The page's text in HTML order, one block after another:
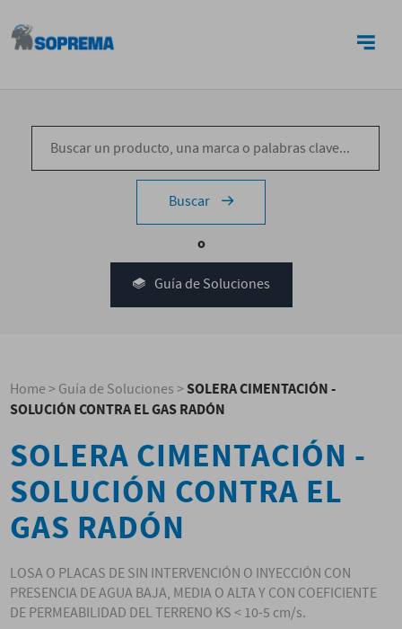
Buscar
o
Guía de Soluciones
Home>Guía de Soluciones>SOLERA CIMENTACIÓN -
SOLUCIÓN CONTRA EL GAS RADÓN
SOLERA CIMENTACIÓN -
SOLUCIÓN CONTRA EL
GAS RADÓN
LOSA O PLACAS DE SIN INTERVENCIÓN O INYECCIÓN CON
PRESENCIA DE AGUA BAJA, MEDIA O ALTA Y CON COEFICIENTE
DE PERMEABILIDAD DEL TERRENO KS < 10-5 cm/s.